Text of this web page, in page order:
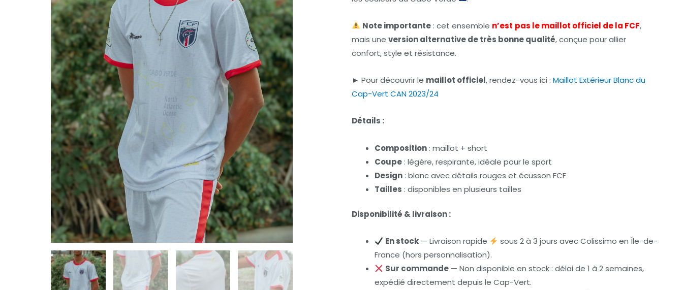
Initial
Était :
54,99€.
Actuel
Est :
35,00€.
Note importante: cet ensemble n’est pas le maillot officiel de la FCF,
mais une version alternative de très bonne qualité, conçue pour allier
confort, style et résistance.
► Pour découvrir le maillot officiel, rendez-vous ici : Maillot Extérieur Blanc du
Cap-Vert CAN 2023/24
Détails :
Composition: maillot + short
Coupe: légère, respirante, idéale pour le sport
Design: blanc avec détails rouges et écusson FCF
Tailles : disponibles en plusieurs tailles
Disponibilité & livraison :
En stock— Livraison rapide
sous 2 à 3 jours avec Colissimo en Île-de-
France (hors personnalisation).
Sur commande— Non disponible en stock : délai de 1 à 2 semaines,
expédié directement depuis le Cap-Vert.